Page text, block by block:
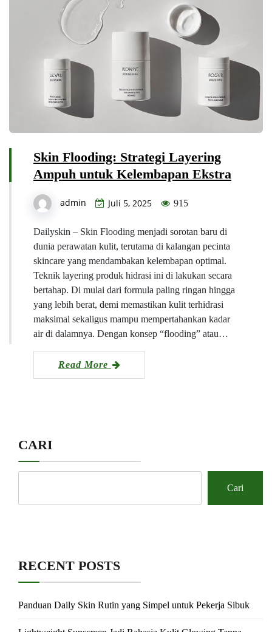
Skin Flooding: Strategi Layering
Ampuh untuk Kelembapan Ekstra
admin Juli 5, 2025 915
Dailyskin – Skin Flooding menjadi sorotan baru di
dunia perawatan kulit, terutama di kalangan pecinta
skincare yang mendambakan kelembapan optimal.
Teknik layering produk hidrasi ini di lakukan secara
bertahap. Di mulai dari formula paling ringan hingga
yang lebih berat, demi memastikan kulit terhidrasi
maksimal sekaligus mampu mempertahankan kadar
air di dalamnya. Dengan konsep “flooding” atau…
Read More
CARI
Cari
RECENT POSTS
Panduan Daily Skin Rutin yang Simpel untuk Pekerja Sibuk